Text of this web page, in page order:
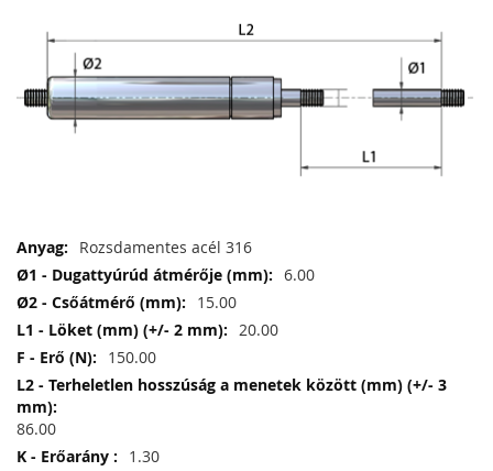
További
információ
Rozsdamentes acél 316
6.00
15.00
20.00
150.00
86.00
1.30